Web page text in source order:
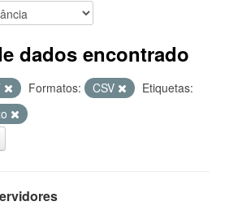
dados encontrado
Formatos: CSV
Etiquetas: